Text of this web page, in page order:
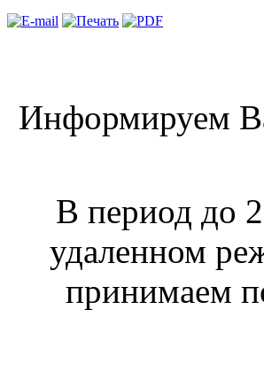
Информируем
В период до
удаленном
принимаем